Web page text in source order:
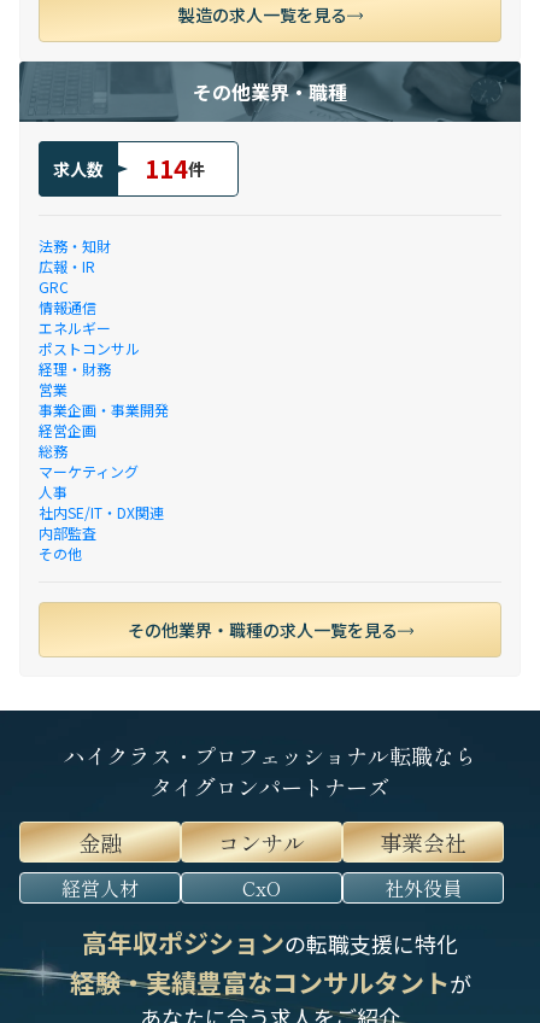
製造の求人一覧を見る
その他業界・職種
求人数 114件
法務・知財
広報・IR
GRC
情報通信
エネルギー
ポストコンサル
経理・財務
営業
事業企画・事業開発
経営企画
総務
マーケティング
人事
社内SE/IT・DX関連
内部監査
その他
その他業界・職種の求人一覧を見る
ハイクラス・プロフェッショナル転職なら
タイグロンパートナーズ
金融
コンサル 事業会社
経営人材 CxO 社外役員
高年収ポジションの転職支援に特化
経験・実績豊富なコンサルタントが